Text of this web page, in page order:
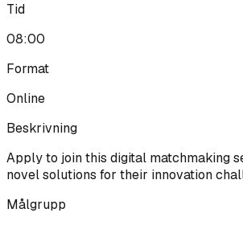
Tid
08:00
Format
Online
Beskrivning
Apply to join this digital matchmaking
novel solutions for their innovation
Målgrupp